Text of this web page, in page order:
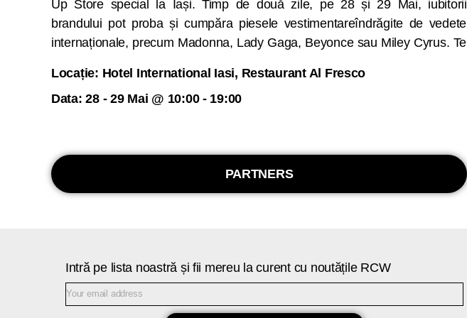
Up Store special la Iași. Timp de două zile, pe 28 și 29 Mai, iubitorii
brandului pot proba și cumpăra piesele vestimentareîndrăgite de vedete
internaționale, precum Madonna, Lady Gaga, Beyonce sau Miley Cyrus. Te
sâmbătă și duminică între 10:00-19:00, pentru o experienta MURMUR
Locație: Hotel International Iasi, Restaurant Al Fresco
Data: 28 - 29 Mai @ 10:00 - 19:00
PARTNERS
Intră pe lista noastră și fii mereu la curent cu noutățile RCW